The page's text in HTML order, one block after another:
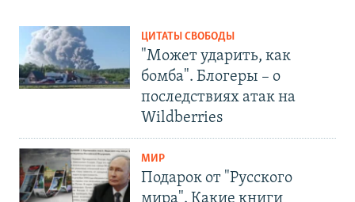
ЦИТАТЫ СВОБОДЫ
"Может ударить, как
бомба". Блогеры – о
последствиях атак на
Wildberries
МИР
Подарок от "Русского
мира". Какие книги